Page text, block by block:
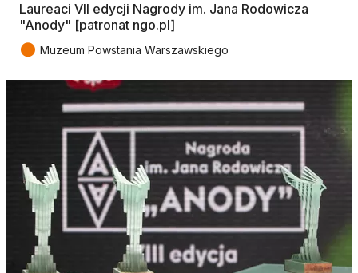
Laureaci VII edycji Nagrody im. Jana Rodowicza
"Anody" [patronat ngo.pl]
● Muzeum Powstania Warszawskiego